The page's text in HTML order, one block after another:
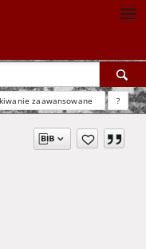
zaawansowane ?